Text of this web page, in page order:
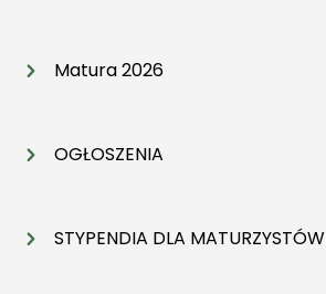
Matura 2026
OGŁOSZENIA
STYPENDIA DLA MATURZYSTÓW